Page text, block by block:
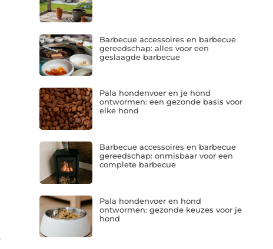
Barbecue accessoires en barbecue
gereedschap: alles voor een
geslaagde barbecue
Pala hondenvoer en je hond
ontwormen: een gezonde basis voor
elke hond
Barbecue accessoires en barbecue
gereedschap: onmisbaar voor een
complete barbecue
Pala hondenvoer en hond
ontwormen: gezonde keuzes voor je
hond